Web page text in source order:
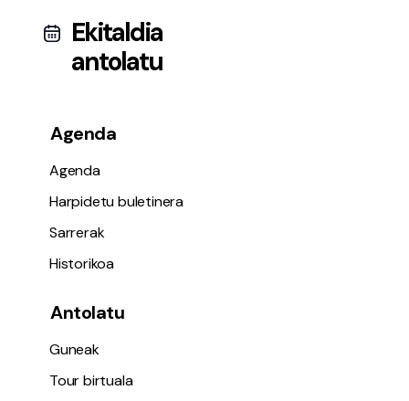
Ekitaldia
antolatu
Agenda
Agenda
Harpidetu buletinera
Sarrerak
Historikoa
Antolatu
Guneak
Tour birtuala